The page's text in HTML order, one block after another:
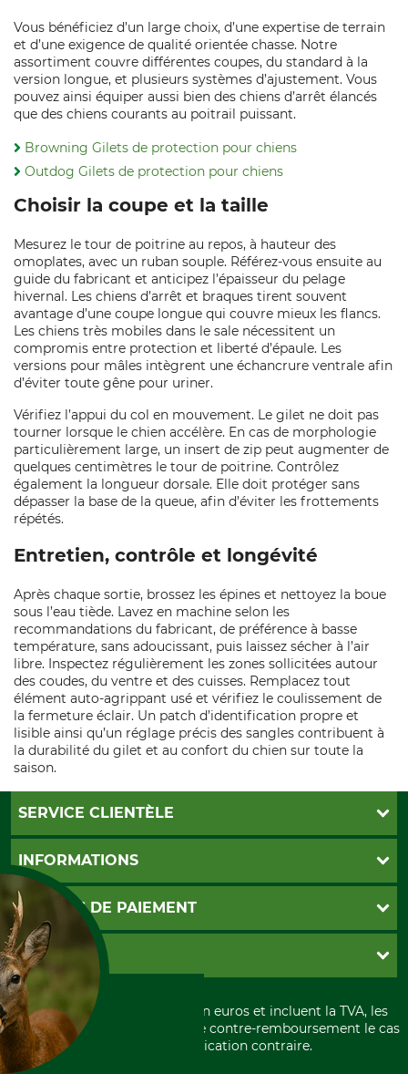
Vous bénéficiez d’un large choix, d’une expertise de terrain
et d’une exigence de qualité orientée chasse. Notre
assortiment couvre différentes coupes, du standard à la
version longue, et plusieurs systèmes d’ajustement. Vous
pouvez ainsi équiper aussi bien des chiens d’arrêt élancés
que des chiens courants au poitrail puissant.
Browning Gilets de protection pour chiens
Outdog Gilets de protection pour chiens
Choisir la coupe et la taille
Mesurez le tour de poitrine au repos, à hauteur des
omoplates, avec un ruban souple. Référez‑vous ensuite au
guide du fabricant et anticipez l’épaisseur du pelage
hivernal. Les chiens d’arrêt et braques tirent souvent
avantage d’une coupe longue qui couvre mieux les flancs.
Les chiens très mobiles dans le sale nécessitent un
compromis entre protection et liberté d’épaule. Les
versions pour mâles intègrent une échancrure ventrale afin
d’éviter toute gêne pour uriner.
Vérifiez l’appui du col en mouvement. Le gilet ne doit pas
tourner lorsque le chien accélère. En cas de morphologie
particulièrement large, un insert de zip peut augmenter de
quelques centimètres le tour de poitrine. Contrôlez
également la longueur dorsale. Elle doit protéger sans
dépasser la base de la queue, afin d’éviter les frottements
répétés.
Entretien, contrôle et longévité
Après chaque sortie, brossez les épines et nettoyez la boue
sous l’eau tiède. Lavez en machine selon les
recommandations du fabricant, de préférence à basse
température, sans adoucissant, puis laissez sécher à l’air
libre. Inspectez régulièrement les zones sollicitées autour
des coudes, du ventre et des cuisses. Remplacez tout
élément auto‑agrippant usé et vérifiez le coulissement de
la fermeture éclair. Un patch d’identification propre et
lisible ainsi qu’un réglage précis des sangles contribuent à
la durabilité du gilet et au confort du chien sur toute la
saison.
SERVICE CLIENTÈLE
Foire aux questions
Abonnement à la newsletter
Contact
Garantie / Devis
Paramètres des cookies
INFORMATIONS
CGV
Livraison
Conditions d'annulation
Formulaire de rétraction
Politique de confidentialité
Élimination et environnement
Rétractation de votre commande
MOYENS DE PAIEMENT
PayPal
Carte de crédit
Paiement á l'avance
GRUBE KG
Histoire
International
Portrait
Qui sommes-nous
Tous les prix sont exprimés en euros et incluent la TVA, les
frais d'expédition et les frais de contre-remboursement le cas
échéant, sauf indication contraire.